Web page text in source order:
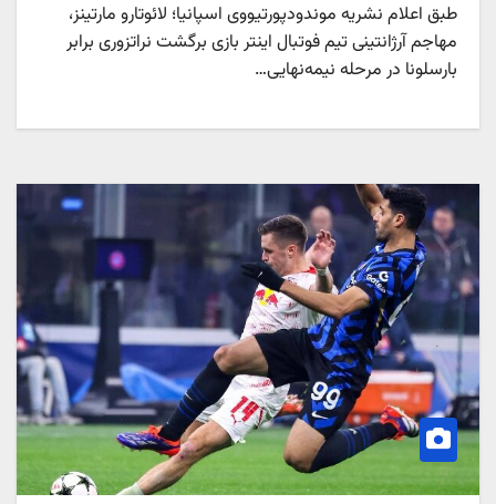
طبق اعلام نشریه موندودپورتیووی اسپانیا؛ لائوتارو مارتینز،
مهاجم آرژانتینی تیم فوتبال اینتر بازی برگشت نراتزوری برابر
بارسلونا در مرحله نیمه‌نهایی…